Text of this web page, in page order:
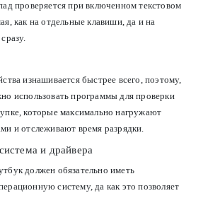
проверяется при включенном текстовом
как на отдельные клавиши, да и на
изнашивается быстрее всего, поэтому,
использовать программы для проверки
которые максимально нагружают
и отслеживают время разрядки.
и драйвера
должен обязательно иметь
систему, да как это позволяет